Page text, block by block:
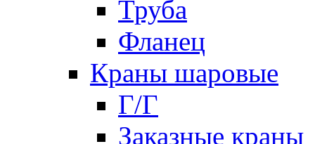
Труба
Фланец
Краны шаровые
Г/Г
Заказные краны